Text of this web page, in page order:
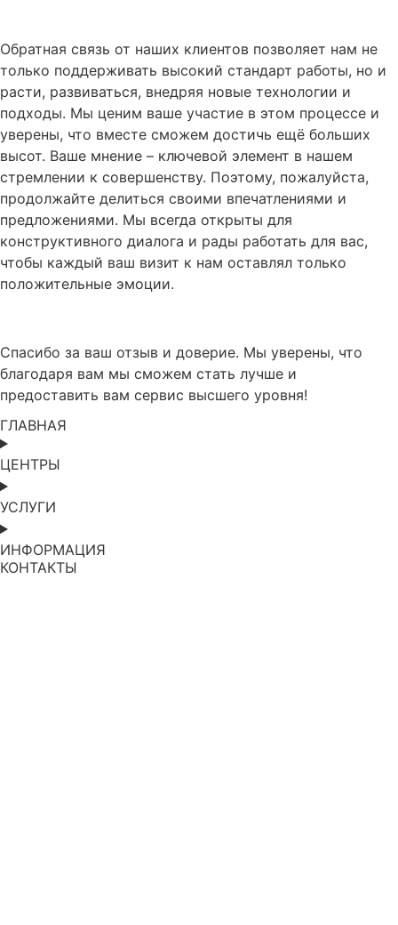
Обратная связь от наших клиентов позволяет нам не
только поддерживать высокий стандарт работы, но и
расти, развиваться, внедряя новые технологии и
подходы. Мы ценим ваше участие в этом процессе и
уверены, что вместе сможем достичь ещё больших
высот. Ваше мнение – ключевой элемент в нашем
стремлении к совершенству. Поэтому, пожалуйста,
продолжайте делиться своими впечатлениями и
предложениями. Мы всегда открыты для
конструктивного диалога и рады работать для вас,
чтобы каждый ваш визит к нам оставлял только
положительные эмоции.
Спасибо за ваш отзыв и доверие. Мы уверены, что
благодаря вам мы сможем стать лучше и
предоставить вам сервис высшего уровня!
ГЛАВНАЯ
ЦЕНТРЫ
УСЛУГИ
ИНФОРМАЦИЯ
КОНТАКТЫ